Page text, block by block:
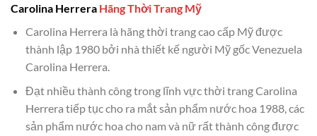
Carolina Herrera Hãng Thời Trang Mỹ
Carolina Herrera là hãng thời trang cao cấp Mỹ được
thành lập 1980 bởi nhà thiết kế người Mỹ gốc Venezuela
Carolina Herrera.
Đạt nhiều thành công trong lĩnh vực thời trang Carolina
Herrera tiếp tục cho ra mắt sản phẩm nước hoa 1988, các
sản phẩm nước hoa cho nam và nữ rất thành công được